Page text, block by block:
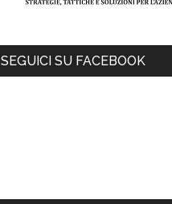
SEGUICI SU FACEBOOK